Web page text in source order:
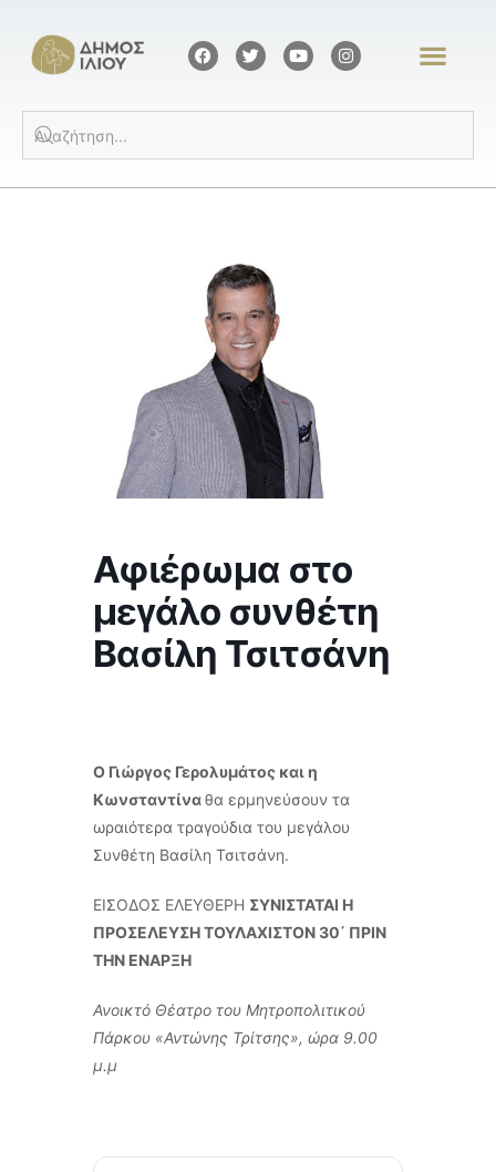
Αφιέρωμα στο
μεγάλο συνθέτη
Βασίλη Τσιτσάνη
Ο Γιώργος Γερολυμάτος και η
Κωνσταντίναθα ερμηνεύσουν τα
ωραιότερα τραγούδια του μεγάλου
Συνθέτη Βασίλη Τσιτσάνη.
ΕΙΣΟΔΟΣ ΕΛΕΥΘΕΡΗ ΣΥΝΙΣΤΑΤΑΙ Η
ΠΡΟΣΕΛΕΥΣΗ ΤΟΥΛΑΧΙΣΤΟΝ 30΄ ΠΡΙΝ
ΤΗΝ ΕΝΑΡΞΗ
Ανοικτό Θέατρο του Μητροπολιτικού
Πάρκου «Αντώνης Τρίτσης», ώρα 9.00
μ.μ